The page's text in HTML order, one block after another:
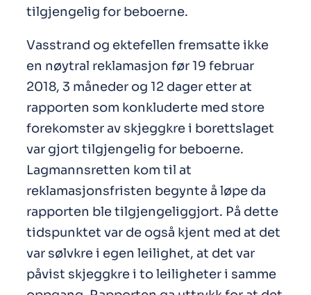
tilgjengelig for beboerne.
Vasstrand og ektefellen fremsatte ikke
en nøytral reklamasjon før 19 februar
2018, 3 måneder og 12 dager etter at
rapporten som konkluderte med store
forekomster av skjeggkre i borettslaget
var gjort tilgjengelig for beboerne.
Lagmannsretten kom til at
reklamasjonsfristen begynte å løpe da
rapporten ble tilgjengeliggjort. På dette
tidspunktet var de også kjent med at det
var sølvkre i egen leilighet, at det var
påvist skjeggkre i to leiligheter i samme